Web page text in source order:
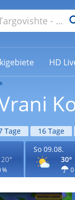
HD
Tage 16 Tage
20°
%
So 09.08.
30°
0